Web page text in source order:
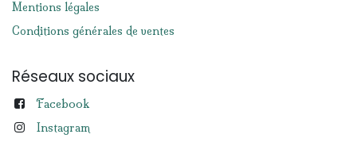
Mentions légales
Conditions générales de ventes
Réseaux sociaux
Facebook
Instagram